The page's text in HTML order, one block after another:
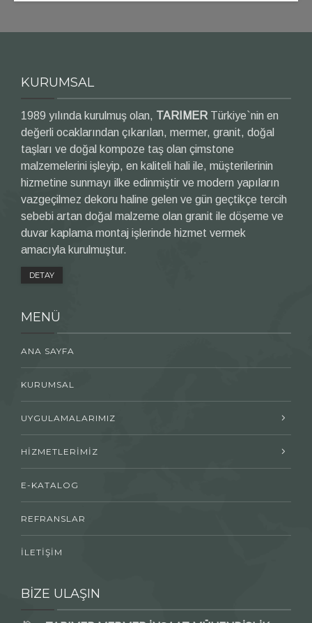
KURUMSAL
1989 yılında kurulmuş olan, TARIMERTürkiye`nin en
değerli ocaklarından çıkarılan, mermer, granit, doğal
taşları ve doğal kompoze taş olan çimstone
malzemelerini işleyip, en kaliteli hali ile, müşterilerinin
hizmetine sunmayı ilke edinmiştir ve modern yapıların
vazgeçilmez dekoru haline gelen ve gün geçtikçe tercih
sebebi artan doğal malzeme olan granit ile döşeme ve
duvar kaplama montaj işlerinde hizmet vermek
amacıyla kurulmuştur.
DETAY
MENÜ
ANA SAYFA
KURUMSAL
UYGULAMALARIMIZ
HİZMETLERİMİZ
E-KATALOG
REFRANSLAR
İLETİŞİM
BİZE ULAŞIN